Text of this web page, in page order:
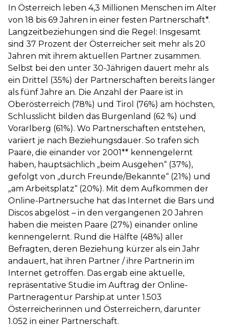
In Österreich leben 4,3 Millionen Menschen im Alter
von 18 bis 69 Jahren in einer festen Partnerschaft*.
Langzeitbeziehungen sind die Regel: Insgesamt
sind 37 Prozent der Österreicher seit mehr als 20
Jahren mit ihrem aktuellen Partner zusammen.
Selbst bei den unter 30-Jährigen dauert mehr als
ein Drittel (35%) der Partnerschaften bereits länger
als fünf Jahre an. Die Anzahl der Paare ist in
Oberösterreich (78%) und Tirol (76%) am höchsten,
Schlusslicht bilden das Burgenland (62 %) und
Vorarlberg (61%). Wo Partnerschaften entstehen,
variiert je nach Beziehungsdauer. So trafen sich
Paare, die einander vor 2001** kennengelernt
haben, hauptsächlich „beim Ausgehen“ (37%),
gefolgt von „durch Freunde/Bekannte“ (21%) und
„am Arbeitsplatz“ (20%). Mit dem Aufkommen der
Online-Partnersuche hat das Internet die Bars und
Discos abgelöst – in den vergangenen 20 Jahren
haben die meisten Paare (27%) einander online
kennengelernt. Rund die Hälfte (48%) aller
Befragten, deren Beziehung kürzer als ein Jahr
andauert, hat ihren Partner / ihre Partnerin im
Internet getroffen. Das ergab eine aktuelle,
repräsentative Studie im Auftrag der Online-
Partneragentur Parship.at unter 1.503
Österreicherinnen und Österreichern, darunter
1.052 in einer Partnerschaft.